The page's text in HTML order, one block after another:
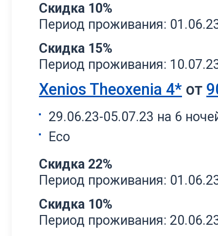
Скидка 10%
Период проживания:
Скидка 15%
Период проживания:
Xenios Theoxenia 4* от
29.06.23-05.07.23 на 6
Eco
Скидка 22%
Период проживания:
Скидка 10%
Период проживания: